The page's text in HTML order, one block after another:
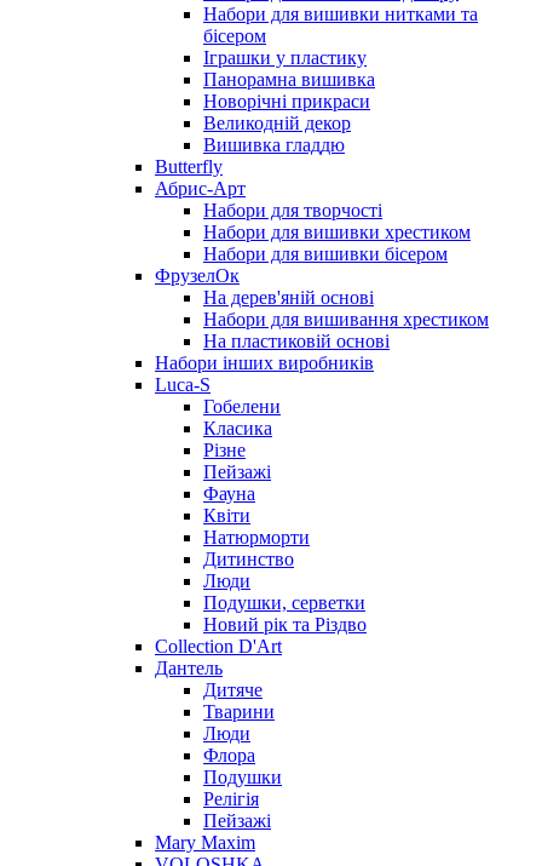
Набори для вишивки нитками та
бісером
Іграшки у пластику
Панорамна вишивка
Новорічні прикраси
Великодній декор
Вишивка гладдю
Butterfly
Абрис-Арт
Набори для творчості
Набори для вишивки хрестиком
Набори для вишивки бісером
ФрузелОк
На дерев'яній основі
Набори для вишивання хрестиком
На пластиковій основі
Набори інших виробників
Luca-S
Гобелени
Класика
Різне
Пейзажі
Фауна
Квіти
Натюрморти
Дитинство
Люди
Подушки, серветки
Новий рік та Різдво
Collection D'Art
Дантель
Дитяче
Тварини
Люди
Флора
Подушки
Релігія
Пейзажі
Mary Maxim